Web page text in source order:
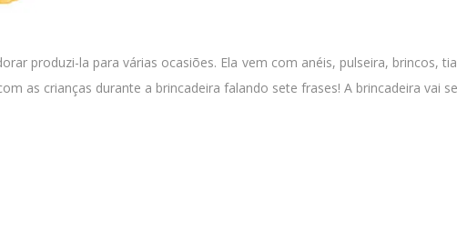
produzi-la para várias ocasiões. Ela vem com anéis, pulseira, brincos,
as crianças durante a brincadeira falando sete frases! A brincadeira vai